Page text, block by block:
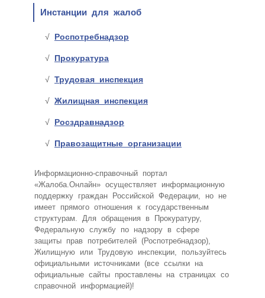
Инстанции для жалоб
Роспотребнадзор
Прокуратура
Трудовая инспекция
Жилищная инспекция
Росздравнадзор
Правозащитные организации
Информационно-справочный портал
«Жалоба.Онлайн» осуществляет информационную
поддержку граждан Российской Федерации, но не
имеет прямого отношения к государственным
структурам. Для обращения в Прокуратуру,
Федеральную службу по надзору в сфере
защиты прав потребителей (Роспотребнадзор),
Жилищную или Трудовую инспекции, пользуйтесь
официальными источниками (все ссылки на
официальные сайты проставлены на страницах со
справочной информацией)!